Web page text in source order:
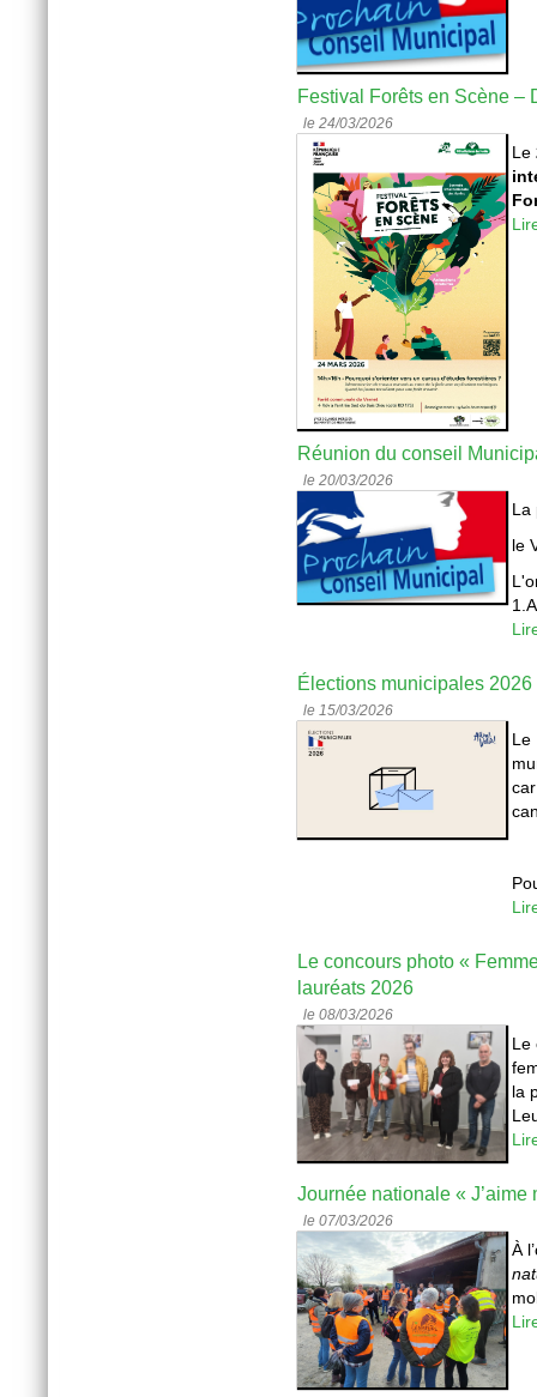
Festival Forêts en Scène –
le 24/03/2026
Le
Réunion du conseil
le 20/03/2026
La
le
Élections municipales 2026
le 15/03/2026
Le
Le concours photo «
lauréats 2026
le 08/03/2026
Le
la
Journée nationale « J’aime
le 07/03/2026
À